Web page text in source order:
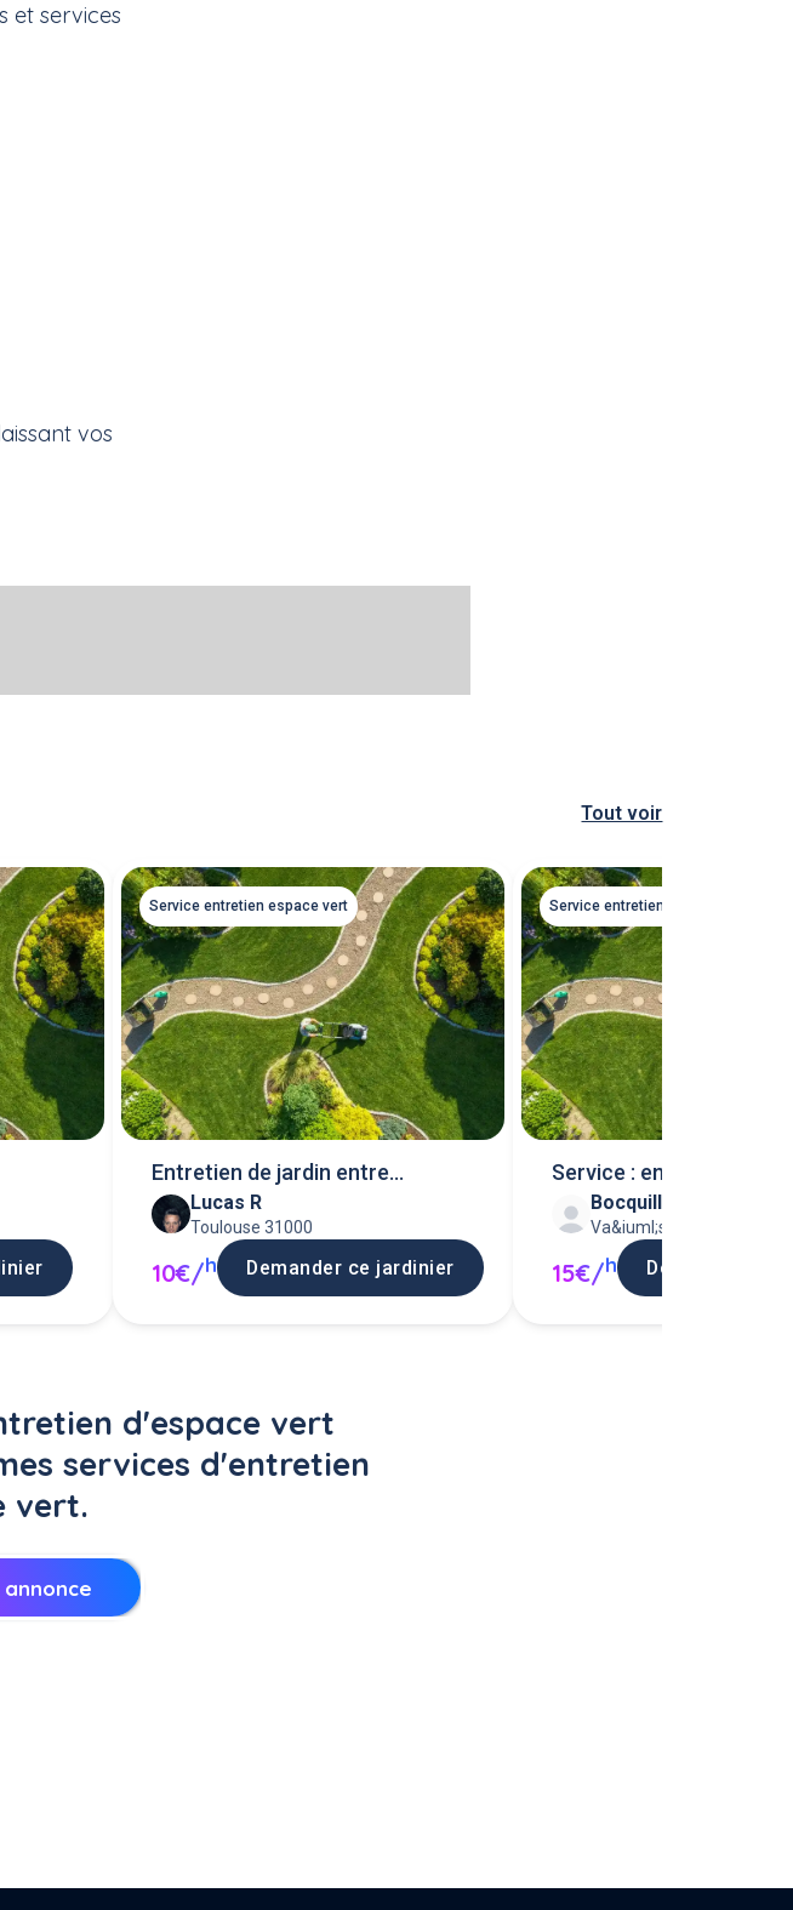
et services
vos
Tout voir
Service entretien espace vert
Entretien de jardin entre
particuliers.
Lucas R
Toulouse 31000
10€/h Demander ce jardinier
Service entretien espace vert
Service : entretien jardin
Bocquillon J
Va&iuml;ssac 82800
15€/h Demander ce
d'espace vert
services d'entretien
vert.